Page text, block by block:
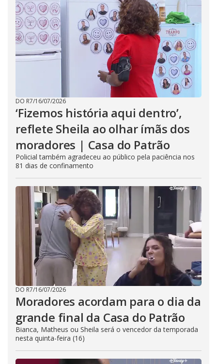
DO R7/16/07/2026
‘Fizemos história aqui dentro’,
reflete Sheila ao olhar ímãs dos
moradores | Casa do Patrão
Policial também agradeceu ao público pela paciência nos
81 dias de confinamento
DO R7/16/07/2026
Moradores acordam para o dia da
grande final da Casa do Patrão
Bianca, Matheus ou Sheila será o vencedor da temporada
nesta quinta-feira (16)